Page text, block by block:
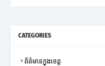
CATEGORIES
ព័ត៌មានក្នុងខេត្ត